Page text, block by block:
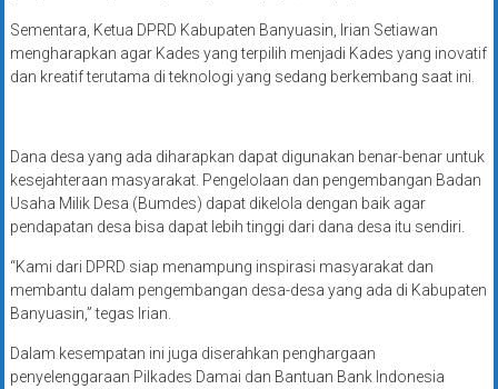
Sementara, Ketua DPRD Kabupaten Banyuasin, Irian Setiawan
mengharapkan agar Kades yang terpilih menjadi Kades yang inovatif
dan kreatif terutama di teknologi yang sedang berkembang saat ini.
Dana desa yang ada diharapkan dapat digunakan benar-benar untuk
kesejahteraan masyarakat. Pengelolaan dan pengembangan Badan
Usaha Milik Desa (Bumdes) dapat dikelola dengan baik agar
pendapatan desa bisa dapat lebih tinggi dari dana desa itu sendiri.
“Kami dari DPRD siap menampung inspirasi masyarakat dan
membantu dalam pengembangan desa-desa yang ada di Kabupaten
Banyuasin,” tegas Irian.
Dalam kesempatan ini juga diserahkan penghargaan
penyelenggaraan Pilkades Damai dan Bantuan Bank Indonesia